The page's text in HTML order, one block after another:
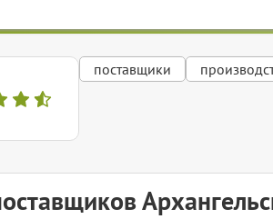
поставщики